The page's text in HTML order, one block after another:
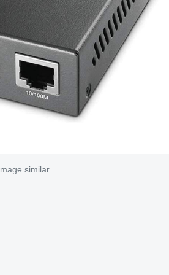
similar